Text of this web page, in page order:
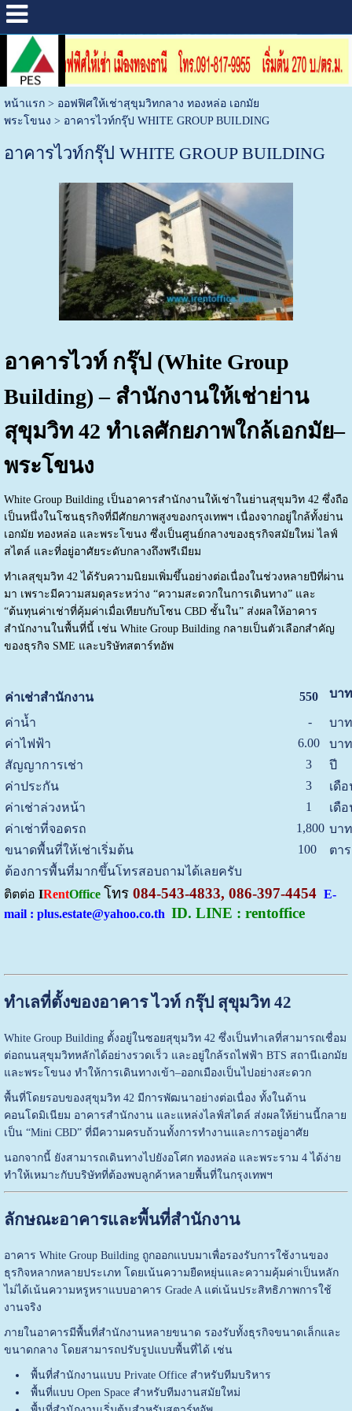
หน้าแรก> ออฟฟิศให้เช่าสุขุมวิทกลาง ทองหล่อ เอกมัย
พระโขนง > อาคารไวท์กรุ๊ป WHITE GROUP BUILDING
อาคารไวท์กรุ๊ป WHITE GROUP BUILDING
อาคารไวท์ กรุ๊ป (White Group
Building) – สำนักงานให้เช่าย่าน
สุขุมวิท 42 ทำเลศักยภาพใกล้เอกมัย–
พระโขนง
White Group Buildingเป็นอาคารสำนักงานให้เช่าในย่านสุขุมวิท 42 ซึ่งถือ
เป็นหนึ่งในโซนธุรกิจที่มีศักยภาพสูงของกรุงเทพฯ เนื่องจากอยู่ใกล้ทั้งย่าน
เอกมัย ทองหล่อ และพระโขนง ซึ่งเป็นศูนย์กลางของธุรกิจสมัยใหม่ ไลฟ์
สไตล์ และที่อยู่อาศัยระดับกลางถึงพรีเมียม
ทำเลสุขุมวิท 42 ได้รับความนิยมเพิ่มขึ้นอย่างต่อเนื่องในช่วงหลายปีที่ผ่าน
มา เพราะมีความสมดุลระหว่าง “ความสะดวกในการเดินทาง” และ
“ต้นทุนค่าเช่าที่คุ้มค่าเมื่อเทียบกับโซน CBD ชั้นใน” ส่งผลให้อาคาร
สำนักงานในพื้นที่นี้ เช่น White Group Building กลายเป็นตัวเลือกสำคัญ
ของธุรกิจ SME และบริษัทสตาร์ทอัพ
ค่าเช่าสำนักงาน 550 บา
ค่าน้ำ -
บา
ค่าไฟฟ้า
6.00
บา
สัญญาการเช่า
3
ปี
ค่าประกัน
3
เดื
ค่าเช่าล่วงหน้า
1
เดื
ค่าเช่าที่จอดรถ
1,800 บา
ขนาดพื้นที่ให้เช่าเริ่มต้น
100
ตา
ต้องการพื้นที่มากขึ้นโทรสอบถามได้เลยครับ
ติตต่อ IRentOffice โทร084-543-4833, 086-397-4454 E-
mail : plus.estate@yahoo.co.th ID. LINE : rentoffice
ทำเลที่ตั้งของอาคาร ไวท์ กรุ๊ป สุขุมวิท 42
White Group Buildingตั้งอยู่ในซอยสุขุมวิท 42 ซึ่งเป็นทำเลที่สามารถเชื่อม
ต่อถนนสุขุมวิทหลักได้อย่างรวดเร็ว และอยู่ใกล้รถไฟฟ้า BTS สถานีเอกมัย
และพระโขนง ทำให้การเดินทางเข้า–ออกเมืองเป็นไปอย่างสะดวก
พื้นที่โดยรอบของสุขุมวิท 42 มีการพัฒนาอย่างต่อเนื่อง ทั้งในด้าน
คอนโดมิเนียม อาคารสำนักงาน และแหล่งไลฟ์สไตล์ ส่งผลให้ย่านนี้กลาย
เป็น “Mini CBD” ที่มีความครบถ้วนทั้งการทำงานและการอยู่อาศัย
นอกจากนี้ ยังสามารถเดินทางไปยังอโศก ทองหล่อ และพระราม 4 ได้ง่าย
ทำให้เหมาะกับบริษัทที่ต้องพบลูกค้าหลายพื้นที่ในกรุงเทพฯ
ลักษณะอาคารและพื้นที่สำนักงาน
อาคาร White Group Building ถูกออกแบบมาเพื่อรองรับการใช้งานของ
ธุรกิจหลากหลายประเภท โดยเน้นความยืดหยุ่นและความคุ้มค่าเป็นหลัก
ไม่ได้เน้นความหรูหราแบบอาคาร Grade A แต่เน้นประสิทธิภาพการใช้
งานจริง
ภายในอาคารมีพื้นที่สำนักงานหลายขนาด รองรับทั้งธุรกิจขนาดเล็กและ
ขนาดกลาง โดยสามารถปรับรูปแบบพื้นที่ได้ เช่น
พื้นที่สำนักงานแบบ Private Office สำหรับทีมบริหาร
พื้นที่แบบ Open Space สำหรับทีมงานสมัยใหม่